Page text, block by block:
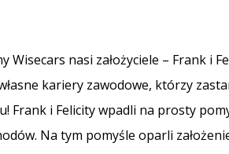
Wisecars nasi założyciele – Frank i
kariery zawodowe, którzy
Frank i Felicity wpadli na prosty
Na tym pomyśle oparli